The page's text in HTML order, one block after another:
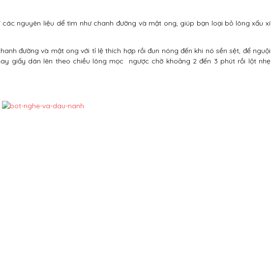
nguyên liệu dể tìm như chanh đường và mật ong, giúp bạn loại bỏ lông xấu xí
đường và mật ong với tỉ lệ thích hợp rồi đun nóng đến khi nó sền sệt, để nguội
giấy dán lên theo chiều lông mọc ngược chờ khoảng 2 đến 3 phút rồi lột nhẹ